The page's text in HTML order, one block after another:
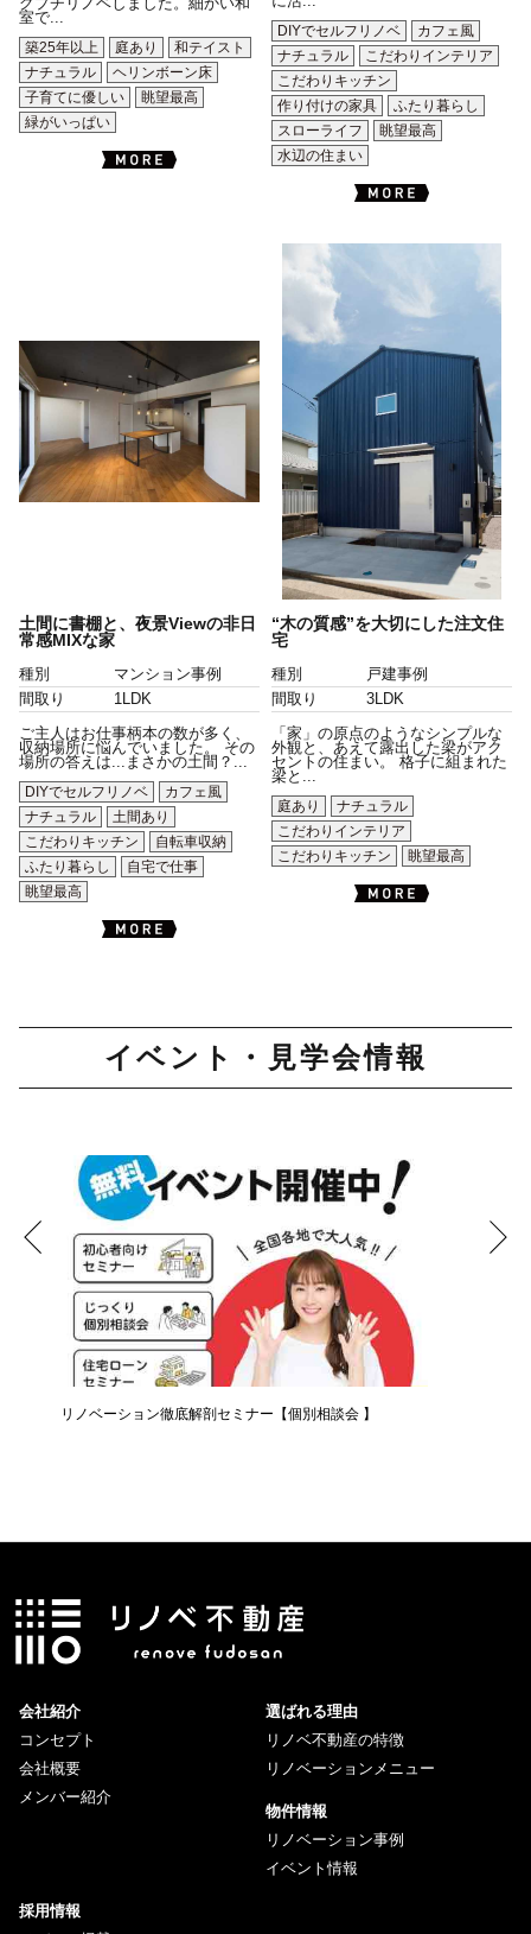
グプチリノベしました。細かい和
室で...
築25年以上
庭あり
和テイスト
ナチュラル
ヘリンボーン床
子育てに優しい
眺望最高
緑がいっぱい
DIYでセルフリノベ
カフェ風
ナチュラル
こだわりインテリア
こだわりキッチン
作り付けの家具
ふたり暮らし
スローライフ
眺望最高
水辺の住まい
土間に書棚と、夜景Viewの非日
常感MIXな家
種別
マンション事例
間取り
1LDK
ご主人はお仕事柄本の数が多く、
収納場所に悩んでいました。 その
場所の答えは...まさかの土間？...
DIYでセルフリノベ
カフェ風
ナチュラル
土間あり
こだわりキッチン
自転車収納
ふたり暮らし
自宅で仕事
眺望最高
“木の質感”を大切にした注文住
宅
種別
戸建事例
間取り
3LDK
「家」の原点のようなシンプルな
外観と、あえて露出した梁がアク
セントの住まい。 格子に組まれた
梁と...
庭あり
ナチュラル
こだわりインテリア
こだわりキッチン
眺望最高
イベント・見学会情報
リノベーション徹底解剖セミナー【個別相談会 】
会社紹介
コンセプト
会社概要
メンバー紹介
選ばれる理由
リノベ不動産の特徴
リノベーションメニュー
物件情報
リノベーション事例
イベント情報
採用情報